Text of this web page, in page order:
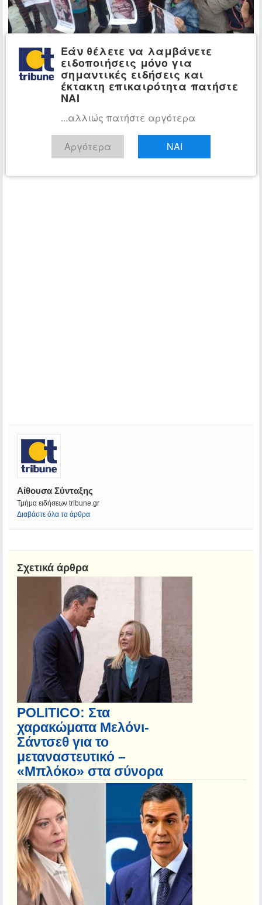
Αίθουσα Σύνταξης
Τμήμα ειδήσεων tribune.gr
Διαβάστε όλα τα άρθρα
Σχετικά άρθρα
POLITICO: Στα
χαρακώματα Μελόνι-
Σάντσεθ για το
μεταναστευτικό –
«Μπλόκο» στα σύνορα
Εάν θέλετε να λαμβάνετε
ειδοποιήσεις μόνο για
σημαντικές ειδήσεις και
έκτακτη επικαιρότητα πατήστε
ΝΑΙ
...αλλιώς πατήστε αργότερα
Αργότερα ΝΑΙ